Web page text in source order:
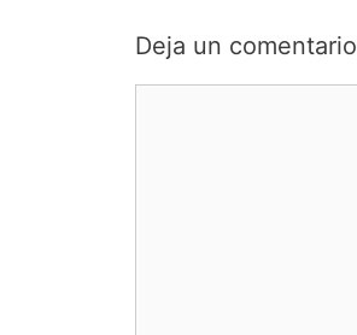
Deja un comentario